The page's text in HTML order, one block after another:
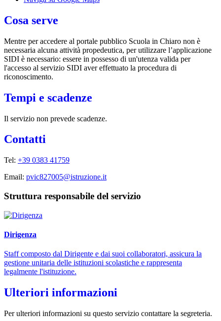
Cosa serve
Mentre per accedere al portale pubblico Scuola in Chiaro non è
necessaria alcuna attività propedeutica, per utilizzare l’applicazione
SIDI è necessario: essere in possesso di un'utenza valida per
l'accesso al servizio SIDI aver effettuato la procedura di
riconoscimento.
Tempi e scadenze
Il servizio non prevede scadenze.
Contatti
Tel: +39 0383 41759
Email: pvic827005@istruzione.it
Struttura responsabile del servizio
Dirigenza
Staff composto dal Dirigente e dai suoi collaboratori, assicura la
gestione unitaria delle istituzioni scolastiche e rappresenta
legalmente l'istituzione.
Ulteriori informazioni
Per ulteriori informazioni su questo servizio contattare la segreteria.